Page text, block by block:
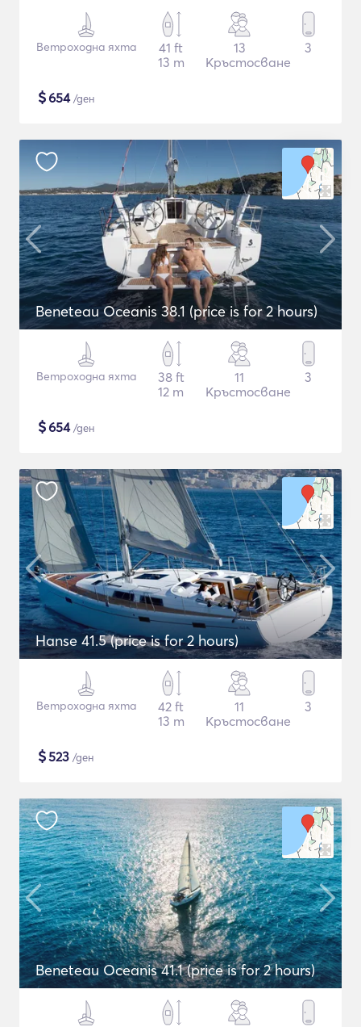
Ветроходна яхта
41 ft
13 m
13
Кръстосване
3
$654/ден
Beneteau Oceanis 38.1 (price is for 2 hours)
Ветроходна яхта
38 ft
12 m
11
Кръстосване
3
$654/ден
Hanse 41.5 (price is for 2 hours)
Ветроходна яхта
42 ft
13 m
11
Кръстосване
3
$523 /ден
Beneteau Oceanis 41.1 (price is for 2 hours)